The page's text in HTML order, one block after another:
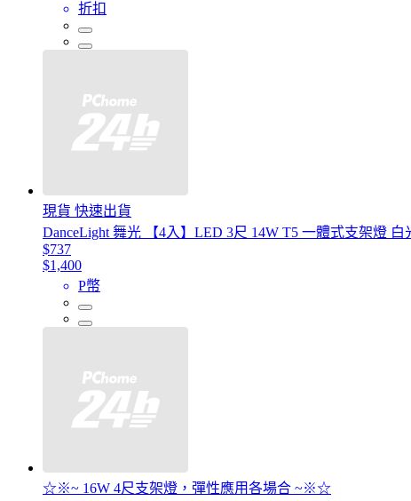
折扣
現貨 快速出貨
DanceLight 舞光 【4入】LED 3尺 14W T5 一體式支架燈
$737
$1,400
P幣
☆※~ 16W 4尺支架燈，彈性應用各場合 ~※☆